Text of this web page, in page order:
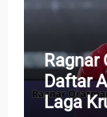
Ragnar
Daftar
Laga